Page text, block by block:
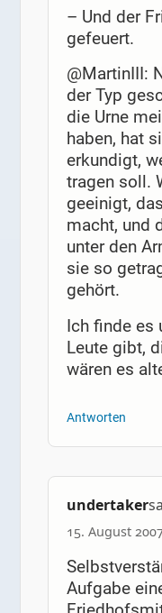
– Und der
gefeuert.
@MartinIII:
der Typ
die Urne
haben, hat
erkundigt,
tragen soll.
geeinigt,
macht, und
unter den
sie so
gehört.
Ich finde es
Leute gibt,
wären es
Antworten
undertaker
15. August
Aufgabe